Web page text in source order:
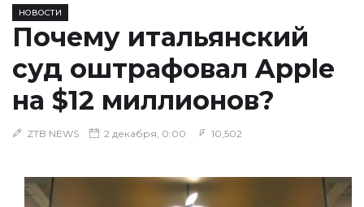
НОВОСТИ
Почему итальянский
суд оштрафовал Apple
на $12 миллионов?
ZTB NEWS 2 декабря, 0:00 10,502